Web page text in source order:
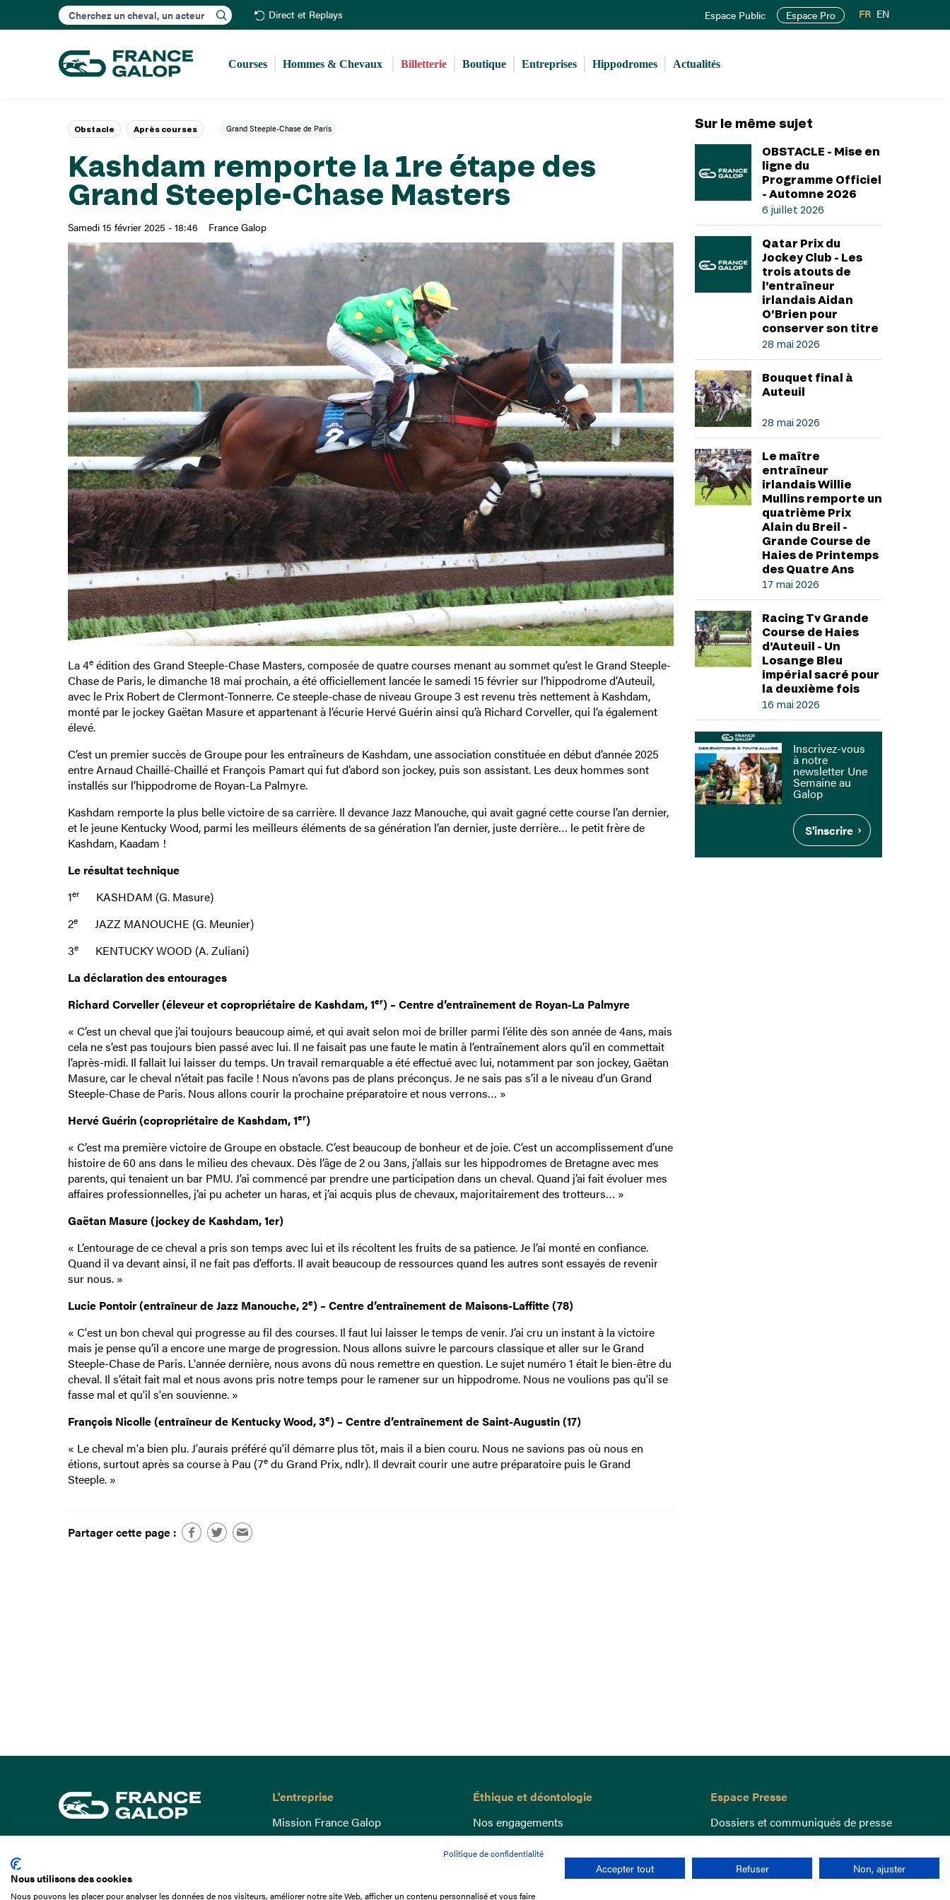
au
principal
Rechercher Direct et Replays Espace Public Espace Pro FR EN
Courses Hommes & Chevaux Billetterie Boutique Entreprises Hippodromes Actualités
Kashdam remporte la 1re étape des
Grand Steeple-Chase Masters
Samedi 15 février 2025 - 18:46 France Galop
Obstacle Après courses Grand Steeple-Chase de Paris
La 4eédition des Grand Steeple-Chase Masters, composée de quatre courses menant au sommet qu’est le Grand Steeple-
Chase de Paris, le dimanche 18 mai prochain, a été officiellement lancée le samedi 15 février sur l’hippodrome d’Auteuil,
avec le Prix Robert de Clermont-Tonnerre. Ce steeple-chase de niveau Groupe 3 est revenu très nettement à Kashdam,
monté par le jockey Gaëtan Masure et appartenant à l’écurie Hervé Guérin ainsi qu’à Richard Corveller, qui l’a également
élevé.
C’est un premier succès de Groupe pour les entraîneurs de Kashdam, une association constituée en début d’année 2025
entre Arnaud Chaillé-Chaillé et François Pamart qui fut d’abord son jockey, puis son assistant. Les deux hommes sont
installés sur l’hippodrome de Royan-La Palmyre.
Kashdam remporte la plus belle victoire de sa carrière. Il devance Jazz Manouche, qui avait gagné cette course l’an dernier,
et le jeune Kentucky Wood, parmi les meilleurs éléments de sa génération l’an dernier, juste derrière… le petit frère de
Kashdam, Kaadam !
Le résultat technique
1erKASHDAM (G. Masure)
2eJAZZ MANOUCHE (G. Meunier)
3eKENTUCKY WOOD (A. Zuliani)
La déclaration des entourages
Richard Corveller (éleveur et copropriétaire de Kashdam, 1er) – Centre d’entraînement de Royan-La Palmyre
« C’est un cheval que j’ai toujours beaucoup aimé, et qui avait selon moi de briller parmi l’élite dès son année de 4ans, mais
cela ne s’est pas toujours bien passé avec lui. Il ne faisait pas une faute le matin à l’entraînement alors qu’il en commettait
l’après-midi. Il fallait lui laisser du temps. Un travail remarquable a été effectué avec lui, notamment par son jockey, Gaëtan
Masure, car le cheval n’était pas facile ! Nous n’avons pas de plans préconçus. Je ne sais pas s’il a le niveau d’un Grand
Steeple-Chase de Paris. Nous allons courir la prochaine préparatoire et nous verrons… »
Hervé Guérin (copropriétaire de Kashdam, 1er)
« C’est ma première victoire de Groupe en obstacle. C’est beaucoup de bonheur et de joie. C’est un accomplissement d’une
histoire de 60 ans dans le milieu des chevaux. Dès l’âge de 2 ou 3ans, j’allais sur les hippodromes de Bretagne avec mes
parents, qui tenaient un bar PMU. J’ai commencé par prendre une participation dans un cheval. Quand j’ai fait évoluer mes
affaires professionnelles, j’ai pu acheter un haras, et j’ai acquis plus de chevaux, majoritairement des trotteurs… »
Gaëtan Masure (jockey de Kashdam, 1er)
« L’entourage de ce cheval a pris son temps avec lui et ils récoltent les fruits de sa patience. Je l’ai monté en confiance.
Quand il va devant ainsi, il ne fait pas d’efforts. Il avait beaucoup de ressources quand les autres sont essayés de revenir
sur nous. »
Lucie Pontoir (entraîneur de Jazz Manouche, 2e) – Centre d’entraînement de Maisons-Laffitte (78)
« C'est un bon cheval qui progresse au fil des courses. Il faut lui laisser le temps de venir. J’ai cru un instant à la victoire
mais je pense qu’il a encore une marge de progression. Nous allons suivre le parcours classique et aller sur le Grand
Steeple-Chase de Paris. L'année dernière, nous avons dû nous remettre en question. Le sujet numéro 1 était le bien-être du
cheval. Il s’était fait mal et nous avons pris notre temps pour le ramener sur un hippodrome. Nous ne voulions pas qu'il se
fasse mal et qu'il s'en souvienne. »
François Nicolle (entraîneur de Kentucky Wood, 3e) – Centre d’entraînement de Saint-Augustin (17)
« Le cheval m'a bien plu. J'aurais préféré qu'il démarre plus tôt, mais il a bien couru. Nous ne savions pas où nous en
étions, surtout après sa course à Pau (7edu Grand Prix, ndlr). Il devrait courir une autre préparatoire puis le Grand
Steeple. »
Partager cette page :
Sur le même sujet
OBSTACLE - Mise en
ligne du
Programme Officiel
- Automne 2026
6 juillet 2026
Qatar Prix du
Jockey Club - Les
trois atouts de
l’entraîneur
irlandais Aidan
O’Brien pour
conserver son titre
28 mai 2026
Bouquet final à
Auteuil
28 mai 2026
Le maître
entraîneur
irlandais Willie
Mullins remporte un
quatrième Prix
Alain du Breil -
Grande Course de
Haies de Printemps
des Quatre Ans
17 mai 2026
Racing Tv Grande
Course de Haies
d’Auteuil - Un
Losange Bleu
impérial sacré pour
la deuxième fois
16 mai 2026
Inscrivez-vous
à notre
newsletter Une
Semaine au
Galop
S'inscrire
01 49 10 20 29
L'entreprise
Mission France Galop
Gouvernance
Éthique et déontologie
Nos engagements
Lutte anti-dopage
Bien être equin
Index Egalité Femmes-Hommes
Espace Presse
Dossiers et communiqués de presse
Politique de confidentialité
Nous utilisons des cookies
Nous pouvons les placer pour analyser les données de nos visiteurs, améliorer notre site Web, afficher un contenu personnalisé et vous faire
Accepter tout Refuser Non, ajuster